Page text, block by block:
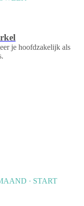
je hoofdzakelijk als
· START